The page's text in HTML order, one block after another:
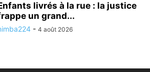
livrés à la rue : la justice
un grand...
- 4 août 2026